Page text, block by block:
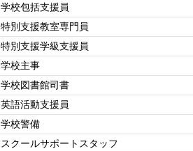
学校包括支援員
特別支援教室専門員
特別支援学級支援員
学校主事
学校図書館司書
英語活動支援員
学校警備
スクールサポートスタッフ